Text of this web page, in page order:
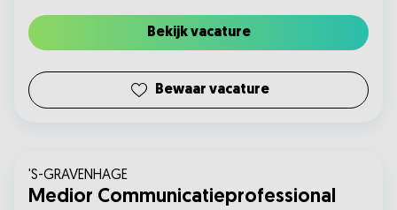
Bekijk vacature
Bewaar vacature
'S-GRAVENHAGE
Medior Communicatieprofessional